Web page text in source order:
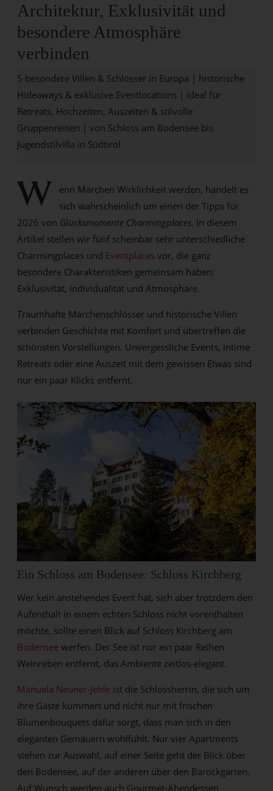
Architektur, Exklusivität und
besondere Atmosphäre
verbinden
5 besondere Villen & Schlösser in Europa | historische
Hideaways & exklusive Eventlocations | ideal für
Retreats, Hochzeiten, Auszeiten & stilvolle
Gruppenreisen | von Schloss am Bodensee bis
Jugendstilvilla in Südtirol
W
enn Märchen Wirklichkeit werden, handelt es
sich wahrscheinlich um einen der Tipps für
2026 von Glücksmomente Charmingplaces. In diesem
Artikel stellen wir fünf scheinbar sehr unterschiedliche
Charmingplaces und Eventplaces vor, die ganz
besondere Charakteristiken gemeinsam haben:
Exklusivität, Individualität und Atmosphäre.
Traumhafte Märchenschlösser und historische Villen
verbinden Geschichte mit Komfort und übertreffen die
schönsten Vorstellungen. Unvergessliche Events, intime
Retreats oder eine Auszeit mit dem gewissen Etwas sind
nur ein paar Klicks entfernt.
Ein Schloss am Bodensee: Schloss Kirchberg
Wer kein anstehendes Event hat, sich aber trotzdem den
Aufenthalt in einem echten Schloss nicht vorenthalten
möchte, sollte einen Blick auf Schloss Kirchberg am
Bodensee werfen. Der See ist nur ein paar Reihen
Weinreben entfernt, das Ambiente zeitlos-elegant.
Manuela Neuner-Jehle ist die Schlossherrin, die sich um
ihre Gäste kümmert und nicht nur mit frischen
Blumenbouquets dafür sorgt, dass man sich in den
eleganten Gemäuern wohlfühlt. Nur vier Apartments
stehen zur Auswahl, auf einer Seite geht der Blick über
den Bodensee, auf der anderen über den Barockgarten.
Auf Wunsch werden auch Gourmet-Abendessen